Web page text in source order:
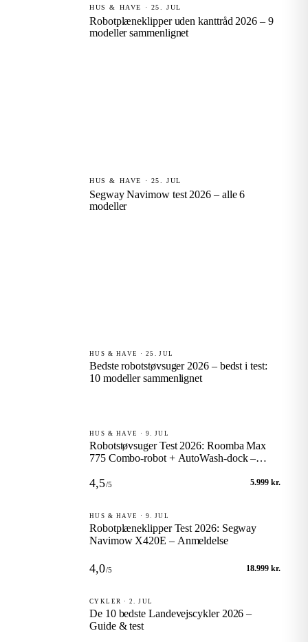
HUS & HAVE · 25. JUL
Robotplæneklipper uden kanttråd 2026 – 9
modeller sammenlignet
HUS & HAVE · 25. JUL
Segway Navimow test 2026 – alle 6
modeller
HUS & HAVE · 25. JUL
Bedste robotstøvsuger 2026 – bedst i test:
10 modeller sammenlignet
HUS & HAVE · 9. JUL
Robotstøvsuger Test 2026: Roomba Max
775 Combo-robot + AutoWash-dock –
4,5/5 5.999 kr.
HUS & HAVE · 9. JUL
Robotplæneklipper Test 2026: Segway
Navimow X420E – Anmeldelse
4,0/5 18.999 kr.
CYKLER · 2. JUL
De 10 bedste Landevejscykler 2026 –
Guide & test